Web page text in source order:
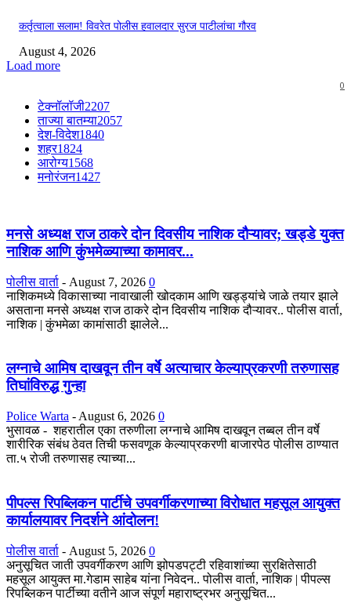
कर्तृत्वाला सलाम! विवरेत पोलीस हवालदार सुरज पाटीलांचा गौरव
August 4, 2026
Load more
0
टेक्नॉलॉजी2207
ताज्या बातम्या2057
देश-विदेश1840
शहर1824
आरोग्य1568
मनोरंजन1427
मनसे अध्यक्ष राज ठाकरे दोन दिवसीय नाशिक दौऱ्यावर; खड्डे युक्त
नाशिक आणि कुंभमेळ्याच्या कामावर...
पोलीस वार्ता - August 7, 2026 0
नाशिकमध्ये विकासाच्या नावाखाली खोदकाम आणि खड्ड्यांचे जाळे तयार झाले
असताना मनसे अध्यक्ष राज ठाकरे दोन दिवसीय नाशिक दौऱ्यावर.. पोलीस वार्ता,
नाशिक | कुंभमेळा कामांसाठी झालेले...
लग्नाचे आमिष दाखवून तीन वर्षे अत्याचार केल्याप्रकरणी तरुणासह
तिघांविरुद्ध गुन्हा
Police Warta - August 6, 2026 0
भुसावळ - शहरातील एका तरुणीला लग्नाचे आमिष दाखवून तब्बल तीन वर्षे
शारीरिक संबंध ठेवत तिची फसवणूक केल्याप्रकरणी बाजारपेठ पोलीस ठाण्यात
ता.५ रोजी तरुणासह त्याच्या...
पीपल्स रिपब्लिकन पार्टीचे उपवर्गीकरणाच्या विरोधात महसूल आयुक्त
कार्यालयावर निदर्शने आंदोलन!
पोलीस वार्ता - August 5, 2026 0
अनुसूचित जाती उपवर्गीकरण आणि झोपडपट्टी रहिवाशांच्या सुरक्षितेसाठी
महसूल आयुक्त मा.गेडाम साहेब यांना निवेदन.. पोलीस वार्ता, नाशिक | पीपल्स
रिपब्लिकन पार्टीच्या वतीने आज संपूर्ण महाराष्ट्रभर अनुसूचित...